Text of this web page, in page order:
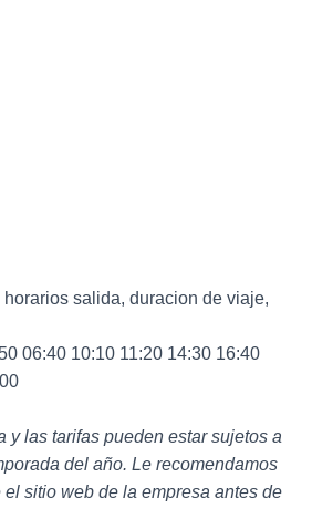
salida, duracion de viaje,
06:40 10:10 11:20 14:30 16:40
y las tarifas pueden estar sujetos a
del año. Le recomendamos
sitio web de la empresa antes de